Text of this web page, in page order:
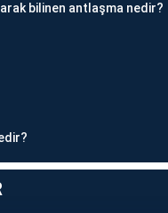
bilinen antlaşma nedir?